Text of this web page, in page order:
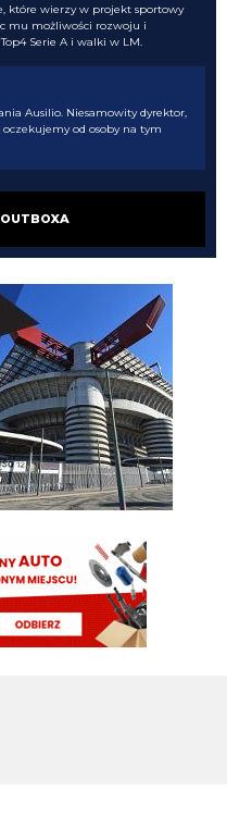
które wierzy w projekt sportowy
mu możliwości rozwoju i
Serie A i walki w LM.
Ausilio. Niesamowity dyrektor,
od osoby na tym
pęd, a Ausilio wykonał dużo
umiera ostatnia, ale na ten
i planami a realnymi
tego mistrza to nadal ekipa
jeszcze za Suning.
liga
zespołu, a nasi dyrektorzy są w
mercato - z pewnością częściowo